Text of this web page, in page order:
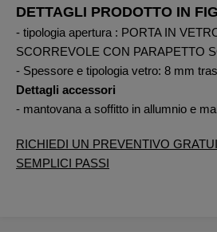
DETTAGLI PRODOTTO IN
- tipologia apertura : PORTA IN
SCORREVOLE CON PARAPETTO
- Spessore e tipologia vetro: 8 mm
Dettagli accessori
- mantovana a soffitto in allumnio e
RICHIEDI UN PREVENTIVO
SEMPLICI PASSI